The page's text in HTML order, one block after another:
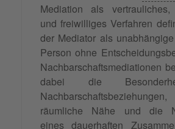
Mediation als vertrauliches,
und freiwilliges Verfahren
der Mediator als
Person ohne
Nachbarschaftsmediationen
dabei die
räumliche Nähe und die
eines dauerhaften